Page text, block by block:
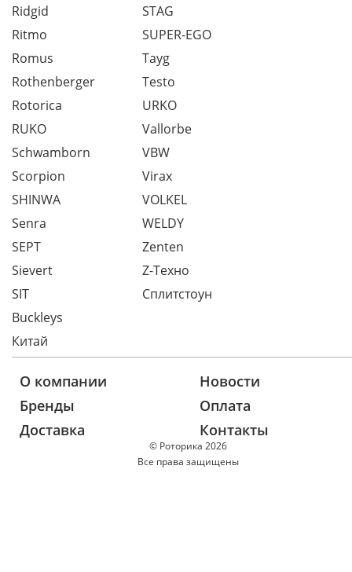
Ridgid
Ritmo
Romus
Rothenberger
Rotorica
RUKO
Schwamborn
Scorpion
SHINWA
Senra
SEPT
Sievert
SIT
STAG
SUPER-EGO
Tayg
Testo
URKO
Vallorbe
VBW
Virax
VOLKEL
WELDY
Zenten
Z-Техно
Сплитстоун
Buckleys
Китай
© Роторика 2026
Все права защищены
О компании
Новости
Бренды
Оплата
Доставка
Контакты